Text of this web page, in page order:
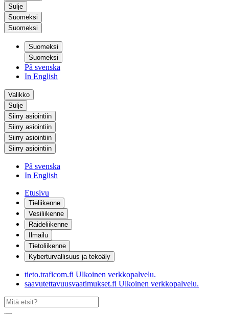
Sulje
Suomeksi
Suomeksi
Suomeksi
Suomeksi
På svenska
In English
Valikko
Sulje
Siirry asiointiin
Siirry asiointiin
Siirry asiointiin
Siirry asiointiin
På svenska
In English
Etusivu
Tieliikenne
Vesiliikenne
Raideliikenne
Ilmailu
Tietoliikenne
Kyberturvallisuus ja tekoäly
tieto.traficom.fi Ulkoinen verkkopalvelu.
saavutettavuusvaatimukset.fi Ulkoinen verkkopalvelu.